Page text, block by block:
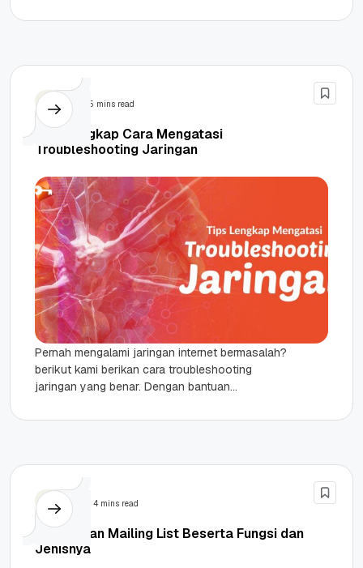
5 mins read
Tips Lengkap Cara Mengatasi
Troubleshooting Jaringan
Pernah mengalami jaringan internet bermasalah?
berikut kami berikan cara troubleshooting
jaringan yang benar. Dengan bantuan
permasalahan pada jaringan dapat terselesaikan
4 mins read
Pengertian Mailing List Beserta Fungsi dan
Jenisnya